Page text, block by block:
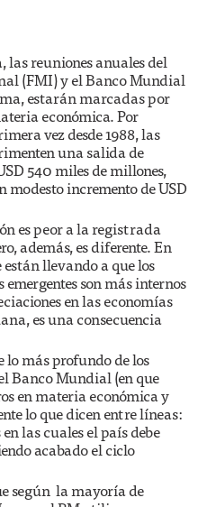
reuniones anuales del
(FMI) y el Banco Mundial
estarán marcadas por
económica. Por
vez desde 1988, las
una salida de
540 miles de millones,
incremento de USD
es peor a la registrada
además, es diferente. En
están llevando a que los
son más internos
en las economías
es una consecuencia
lo más profundo de los
Banco Mundial (en que
en materia económica y
lo que dicen entre líneas:
las cuales el país debe
acabado el ciclo
según la mayoría de